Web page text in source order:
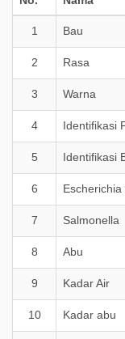
1 Bau
2 Rasa
3 Warna
4 Identifikasi
5 Identifikasi
6 Escherichia
7 Salmonella
8 Abu
9 Kadar Air
10 Kadar abu